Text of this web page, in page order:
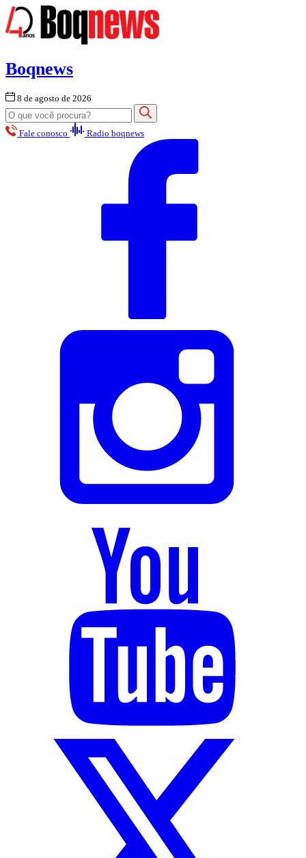
Boqnews
8 de agosto de 2026
Fale conosco Radio boqnews